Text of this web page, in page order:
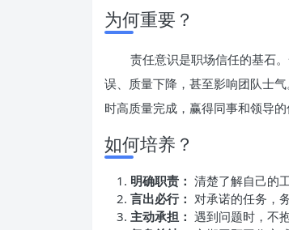
为何重要？
责任意识是职场信任的基石
误、质量下降，甚至影响团队士
时高质量完成，赢得同事和领导
如何培养？
明确职责： 清楚了解自己的
言出必行： 对承诺的任务，
主动承担： 遇到问题时，不